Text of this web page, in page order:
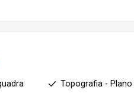
Topografia - Plano